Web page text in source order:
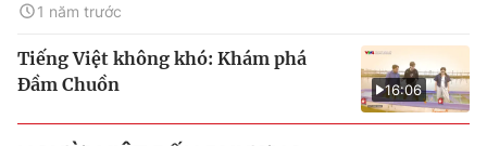
1 năm trước
16:06
Tiếng Việt không khó: Khám phá
Đầm Chuồn